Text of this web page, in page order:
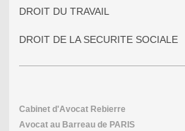
DROIT DU TRAVAIL
DROIT DE LA SECURITE SOCIALE
Cabinet d'Avocat Rebierre
Avocat au Barreau de PARIS